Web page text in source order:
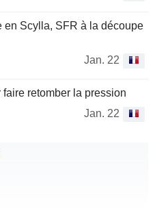
en Scylla, SFR à la découpe
Jan. 22
retomber la pression
Jan. 22